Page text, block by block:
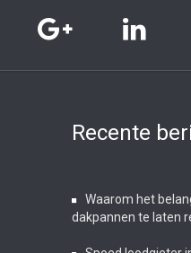
Recente
Waarom het
dakpannen te laten